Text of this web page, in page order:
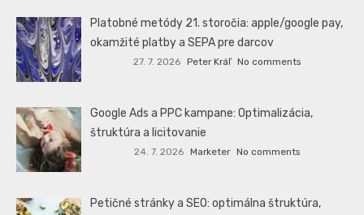
Platobné metódy 21. storočia: apple/google pay,
okamžité platby a SEPA pre darcov
27. 7. 2026 Peter Kráľ No comments
Google Ads a PPC kampane: Optimalizácia,
štruktúra a licitovanie
24. 7. 2026 Marketer No comments
Petičné stránky a SEO: optimálna štruktúra,